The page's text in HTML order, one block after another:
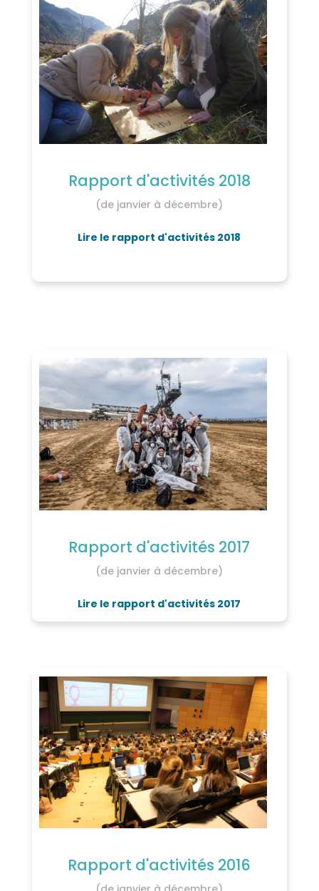
Rapport d'activités 2018
(de janvier à décembre)
Lire le rapport d'activités 2018
Rapport d'activités 2017
(de janvier à décembre)
Lire le rapport d'activités 2017
Rapport d'activités 2016